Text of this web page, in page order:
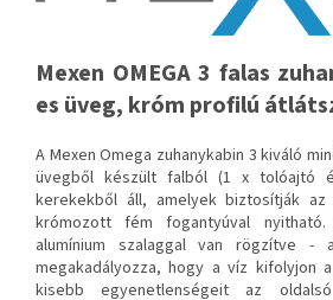
Mexen OMEGA 3 falas
es üveg, króm profilú
A Mexen Omega zuhanykabin 3 kiváló
üvegből készült falból (1 x
kerekekből áll, amelyek biztosítják
krómozott fém fogantyúval
alumínium szalaggal van rögzítve -
megakadályozza, hogy a víz kifolyjon
kisebb egyenetlenségeit az